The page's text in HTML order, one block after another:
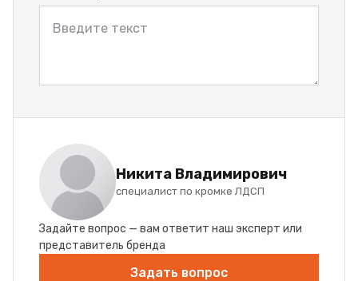
Никита Владимирович
специалист по кромке ЛДСП
Задайте вопрос — вам ответит наш эксперт или
представитель бренда
Задать вопрос